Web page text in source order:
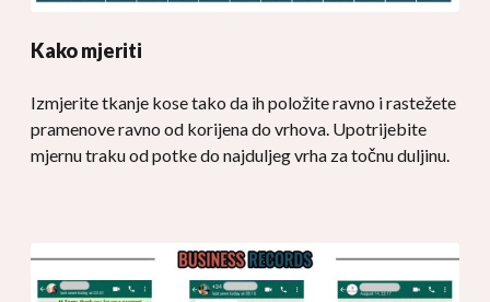
Kako mjeriti
Izmjerite tkanje kose tako da ih položite ravno i rastežete
pramenove ravno od korijena do vrhova. Upotrijebite
mjernu traku od potke do najduljeg vrha za točnu duljinu.